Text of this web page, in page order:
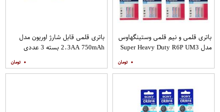
باتری قلمی و نیم قلمی وستینگهاوس
مدل Super Heavy Duty R6P UM3
۰
باتری قلمی قابل شارژ اوریون مدل
2.3AA 750mAh بسته 3 عددی
۰